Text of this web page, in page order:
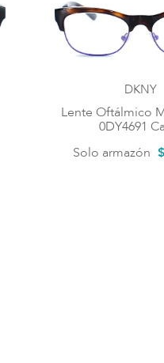
DKNY
Lente Oftálmico
0DY4691
Solo armazón $